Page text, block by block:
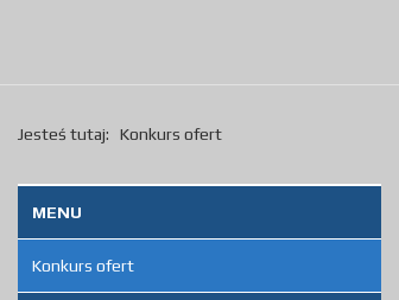
Jesteś tutaj: Konkurs ofert
MENU
Konkurs ofert